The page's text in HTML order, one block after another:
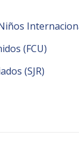
(FCU)
(SJR)